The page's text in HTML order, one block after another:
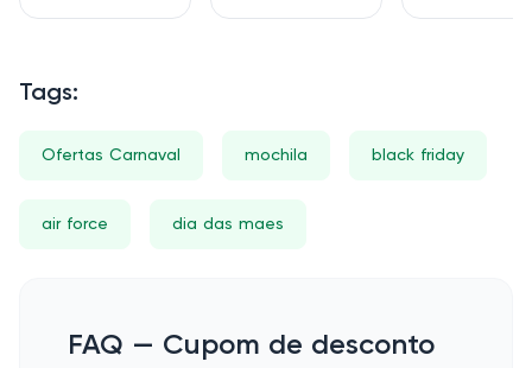
Tags:
Ofertas Carnaval mochila black friday
air force dia das maes
FAQ — Cupom de desconto